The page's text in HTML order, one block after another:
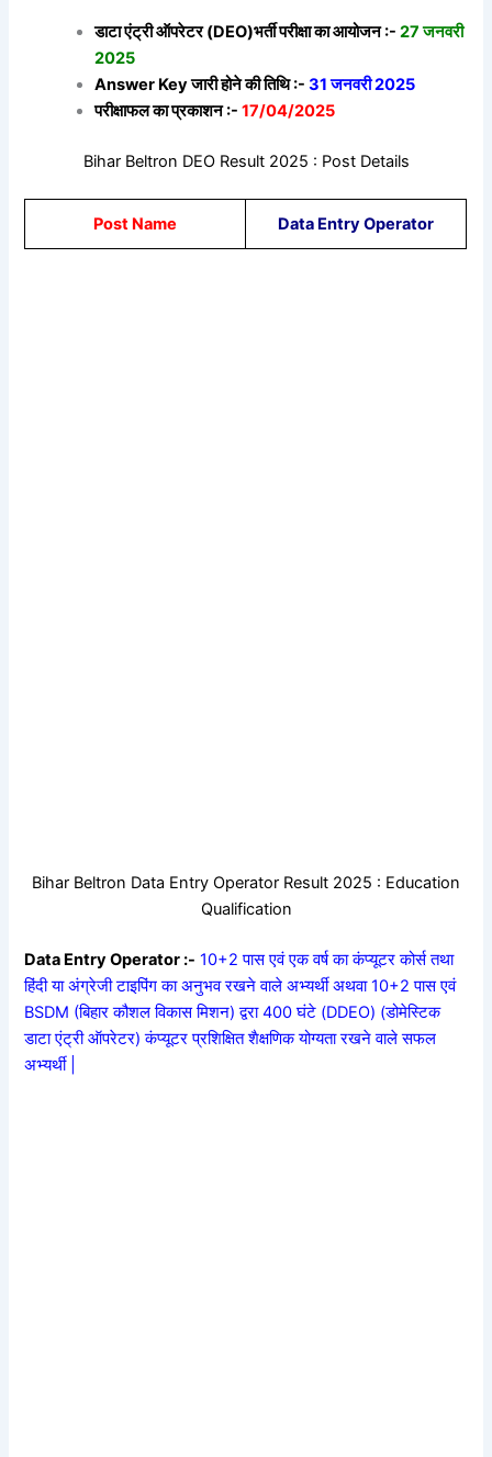
डाटा एंट्री ऑपरेटर (DEO)भर्ती परीक्षा का आयोजन :-27 जनवरी
2025
Answer Key जारी होने की तिथि :-31 जनवरी 2025
परीक्षाफल का प्रकाशन :-17/04/2025
Bihar Beltron DEO Result 2025 : Post Details
Post Name Data Entry Operator
Bihar Beltron Data Entry Operator Result 2025 : Education
Qualification
Data Entry Operator :- 10+2 पास एवं एक वर्ष का कंप्यूटर कोर्स तथा
हिंदी या अंग्रेजी टाइपिंग का अनुभव रखने वाले अभ्यर्थी अथवा 10+2 पास एवं
BSDM (बिहार कौशल विकास मिशन) द्वरा 400 घंटे (DDEO) (डोमेस्टिक
डाटा एंट्री ऑपरेटर) कंप्यूटर प्रशिक्षित शैक्षणिक योग्यता रखने वाले सफल
अभ्यर्थी |